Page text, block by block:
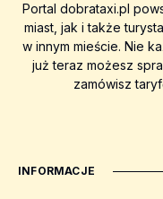
Portal dobrataxi.pl
miast, jak i także
w innym mieście. Nie
już teraz możesz
zamówisz
INFORMACJE